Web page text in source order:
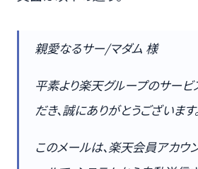
親愛なるサー/マダム 様
平素より楽天グループのサー
だき、誠にありがとうございます
このメールは、楽天会員アカウ